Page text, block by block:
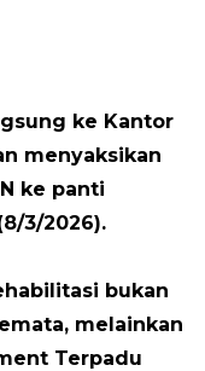
ke Kantor
menyaksikan
ke panti
3/2026).
bukan
melainkan
Terpadu